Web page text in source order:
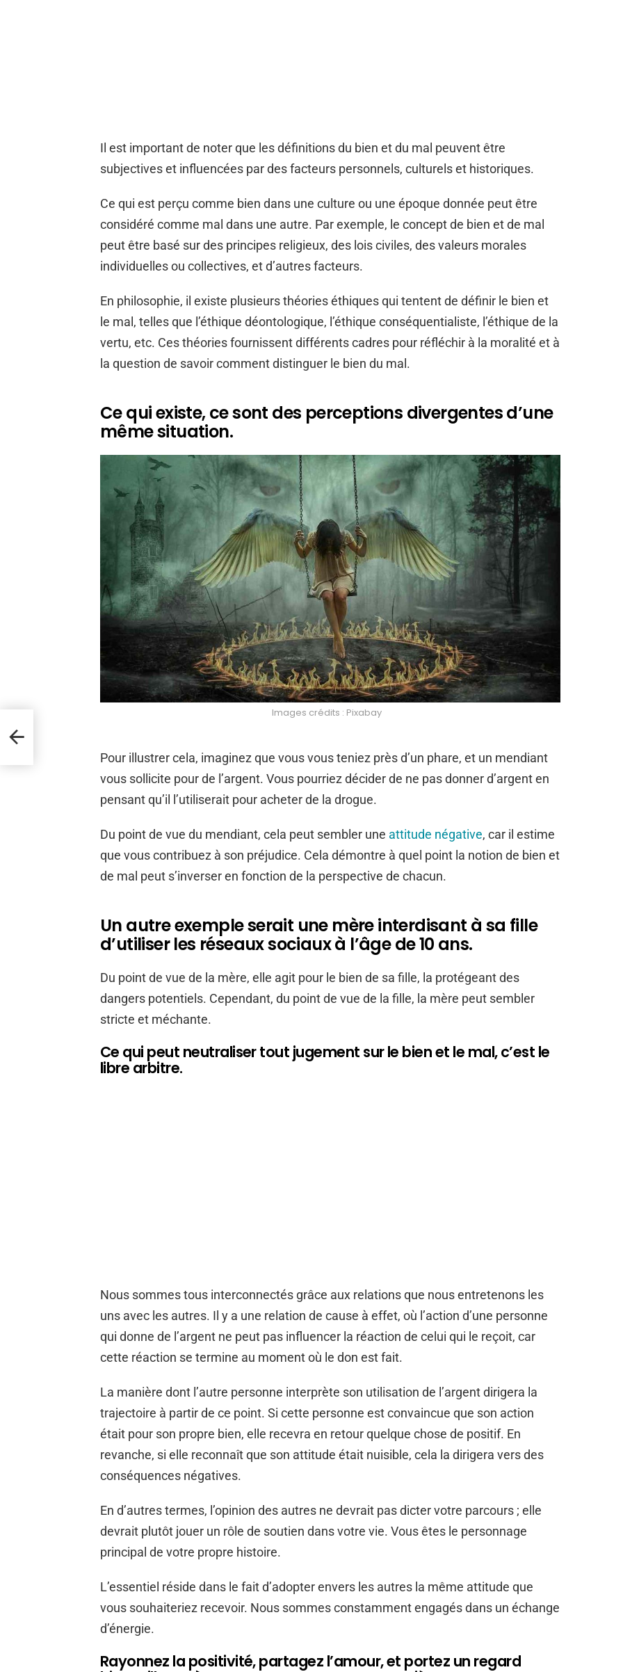
Il est important de noter que les définitions du bien et du mal peuvent être
subjectives et influencées par des facteurs personnels, culturels et historiques.
Ce qui est perçu comme bien dans une culture ou une époque donnée peut être
considéré comme mal dans une autre. Par exemple, le concept de bien et de mal
peut être basé sur des principes religieux, des lois civiles, des valeurs morales
individuelles ou collectives, et d’autres facteurs.
En philosophie, il existe plusieurs théories éthiques qui tentent de définir le bien et
le mal, telles que l’éthique déontologique, l’éthique conséquentialiste, l’éthique de la
vertu, etc. Ces théories fournissent différents cadres pour réfléchir à la moralité et à
la question de savoir comment distinguer le bien du mal.
Ce qui existe, ce sont des perceptions divergentes d’une
même situation.
Images crédits : Pixabay
Pour illustrer cela, imaginez que vous vous teniez près d’un phare, et un mendiant
vous sollicite pour de l’argent. Vous pourriez décider de ne pas donner d’argent en
pensant qu’il l’utiliserait pour acheter de la drogue.
Du point de vue du mendiant, cela peut sembler une attitude négative, car il estime
que vous contribuez à son préjudice. Cela démontre à quel point la notion de bien et
de mal peut s’inverser en fonction de la perspective de chacun.
Un autre exemple serait une mère interdisant à sa fille
d’utiliser les réseaux sociaux à l’âge de 10 ans.
Du point de vue de la mère, elle agit pour le bien de sa fille, la protégeant des
dangers potentiels. Cependant, du point de vue de la fille, la mère peut sembler
stricte et méchante.
Ce qui peut neutraliser tout jugement sur le bien et le mal, c’est le
libre arbitre.
Nous sommes tous interconnectés grâce aux relations que nous entretenons les
uns avec les autres. Il y a une relation de cause à effet, où l’action d’une personne
qui donne de l’argent ne peut pas influencer la réaction de celui qui le reçoit, car
cette réaction se termine au moment où le don est fait.
La manière dont l’autre personne interprète son utilisation de l’argent dirigera la
trajectoire à partir de ce point. Si cette personne est convaincue que son action
était pour son propre bien, elle recevra en retour quelque chose de positif. En
revanche, si elle reconnaît que son attitude était nuisible, cela la dirigera vers des
conséquences négatives.
En d’autres termes, l’opinion des autres ne devrait pas dicter votre parcours ; elle
devrait plutôt jouer un rôle de soutien dans votre vie. Vous êtes le personnage
principal de votre propre histoire.
L’essentiel réside dans le fait d’adopter envers les autres la même attitude que
vous souhaiteriez recevoir. Nous sommes constamment engagés dans un échange
d’énergie.
Rayonnez la positivité, partagez l’amour, et portez un regard